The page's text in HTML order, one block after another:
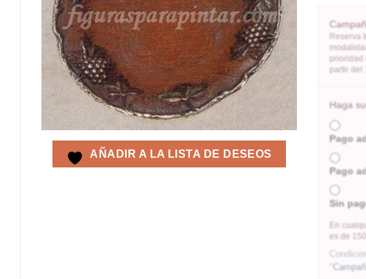
DESEOS
AÑADIR A LA LISTA DE DESEOS
Reserva
prioridad
partir del
Haga
Pago
Pago
Sin
En
es de
"